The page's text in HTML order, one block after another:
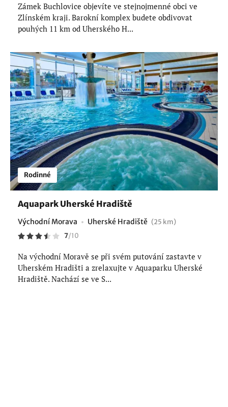
Zámek Buchlovice objevíte ve stejnojmenné obci ve
Zlínském kraji. Barokní komplex budete obdivovat
pouhých 11 km od Uherského H...
Rodinné
Aquapark Uherské Hradiště
Východní Morava Uherské Hradiště (25 km)
7/10
Na východní Moravě se při svém putování zastavte v
Uherském Hradišti a zrelaxujte v Aquaparku Uherské
Hradiště. Nachází se ve S...